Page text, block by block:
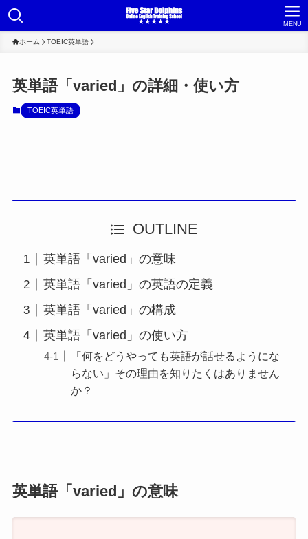
MENU
ホーム TOEIC英単語
英単語「varied」の詳細・使い方
TOEIC英単語
OUTLINE
英単語「varied」の意味
英単語「varied」の英語の定義
英単語「varied」の構成
英単語「varied」の使い方
「何をどうやっても英語が話せるようにな
らない」その理由を知りたくはありません
か？
英単語「varied」の意味